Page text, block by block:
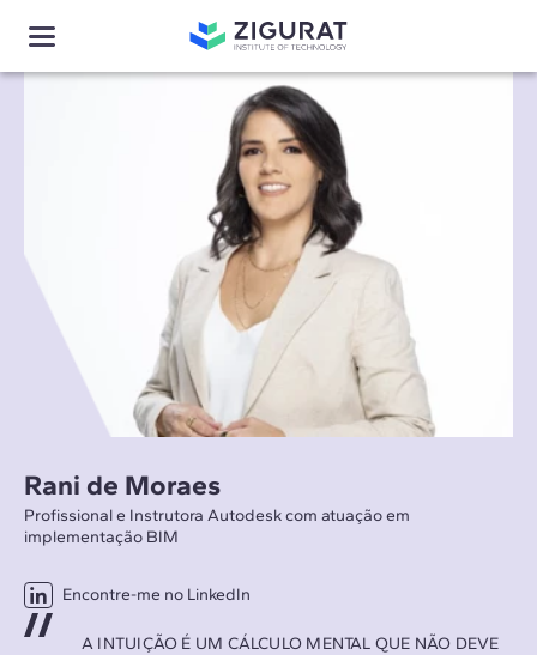
Rani de Moraes
Profissional e Instrutora Autodesk com atuação em
implementação BIM
Encontre-me no LinkedIn
A INTUIÇÃO É UM CÁLCULO MENTAL QUE NÃO DEVE